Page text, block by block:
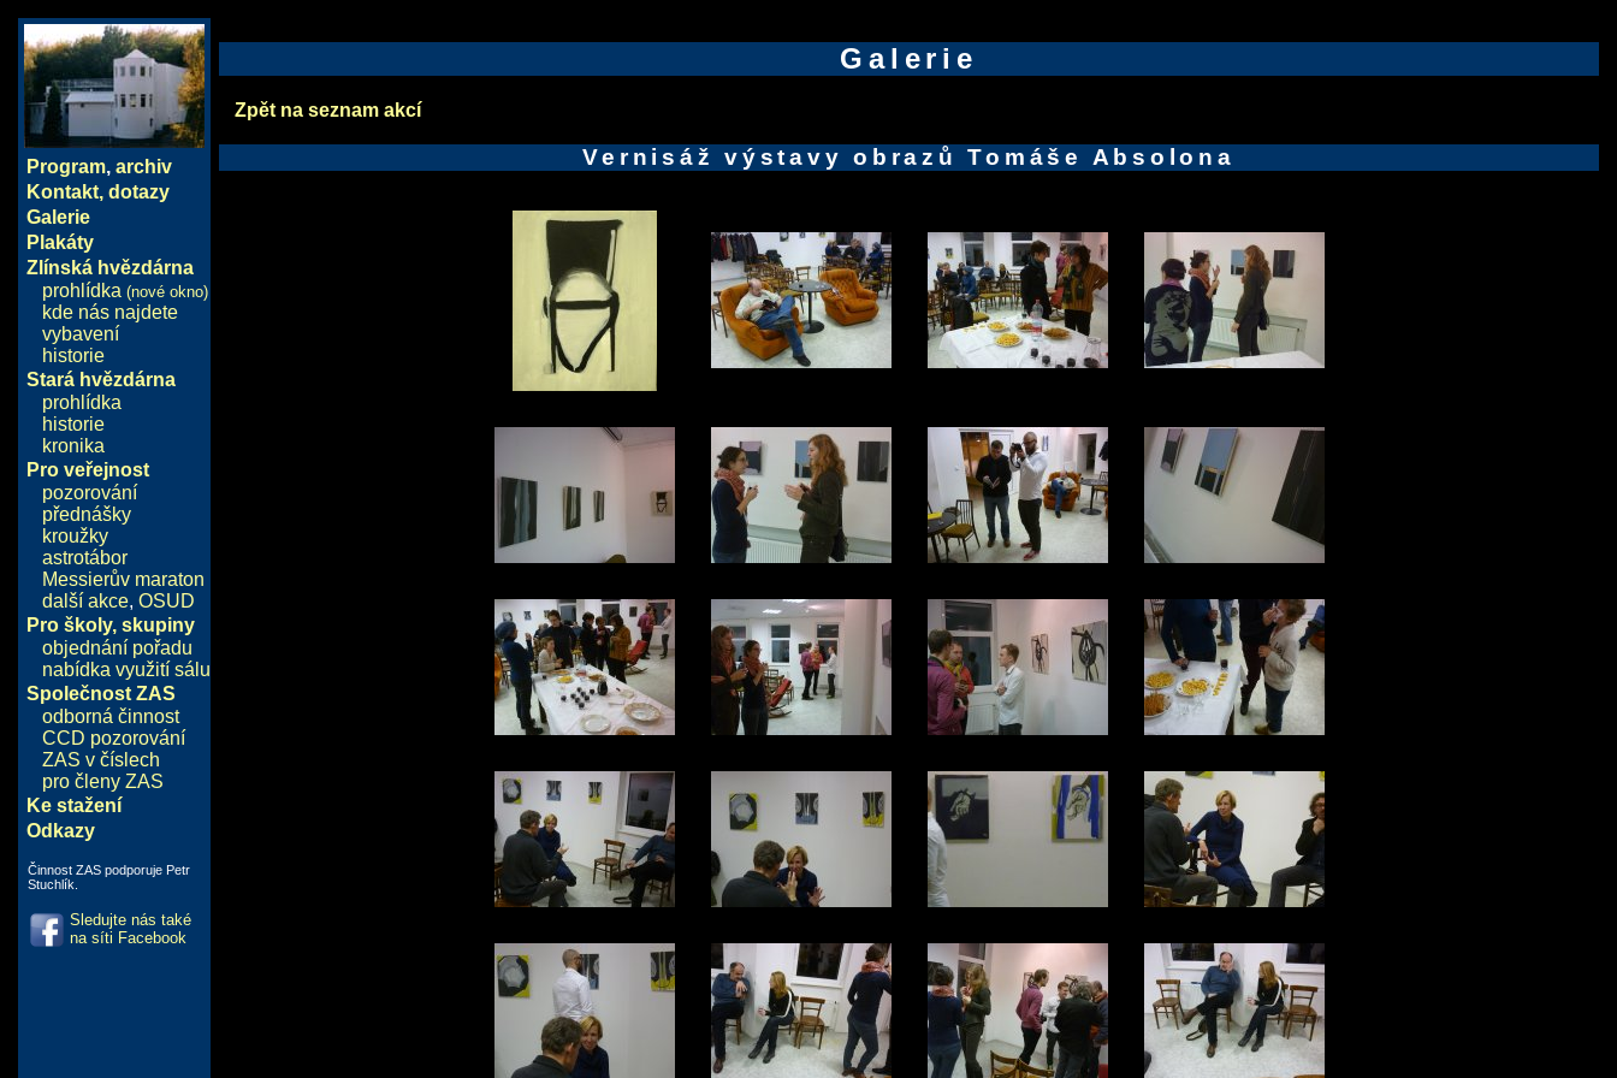
Program, archiv
Kontakt, dotazy
Galerie
Plakáty
Zlínská hvězdárna
prohlídka (nové okno)
kde nás najdete
vybavení
historie
Stará hvězdárna
prohlídka
historie
kronika
Pro veřejnost
pozorování
přednášky
kroužky
astrotábor
Messierův maraton
další akce, OSUD
Pro školy, skupiny
objednání pořadu
nabídka využití sálu
Společnost ZAS
odborná činnost
CCD pozorování
ZAS v číslech
pro členy ZAS
Ke stažení
Odkazy
Činnost ZAS podporuje Petr
Stuchlík.
Sledujte nás také
na síti Facebook
Galerie
Zpět na seznam akcí
Vernisáž výstavy obrazů Tomáše Absolona